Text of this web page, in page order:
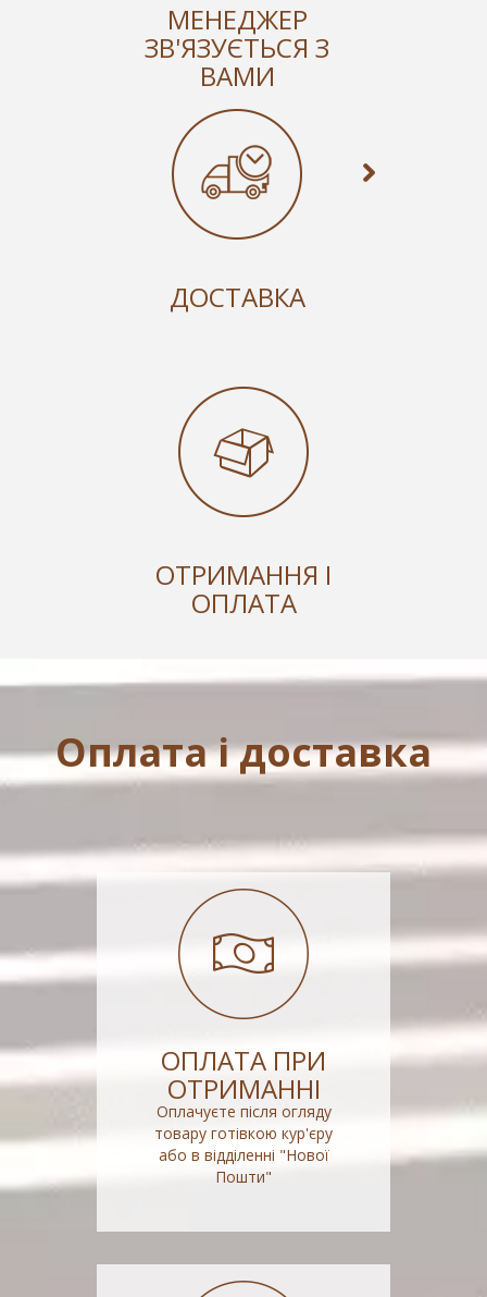
МЕНЕДЖЕР
ЗВ'ЯЗУЄТЬСЯ З
ВАМИ
ДОСТАВКА
ОТРИМАННЯ І
ОПЛАТА
Оплата і доставка
ОПЛАТА ПРИ
ОТРИМАННІ
Оплачуєте після огляду
товару готівкою кур'єру
або в відділенні "Нової
Пошти"